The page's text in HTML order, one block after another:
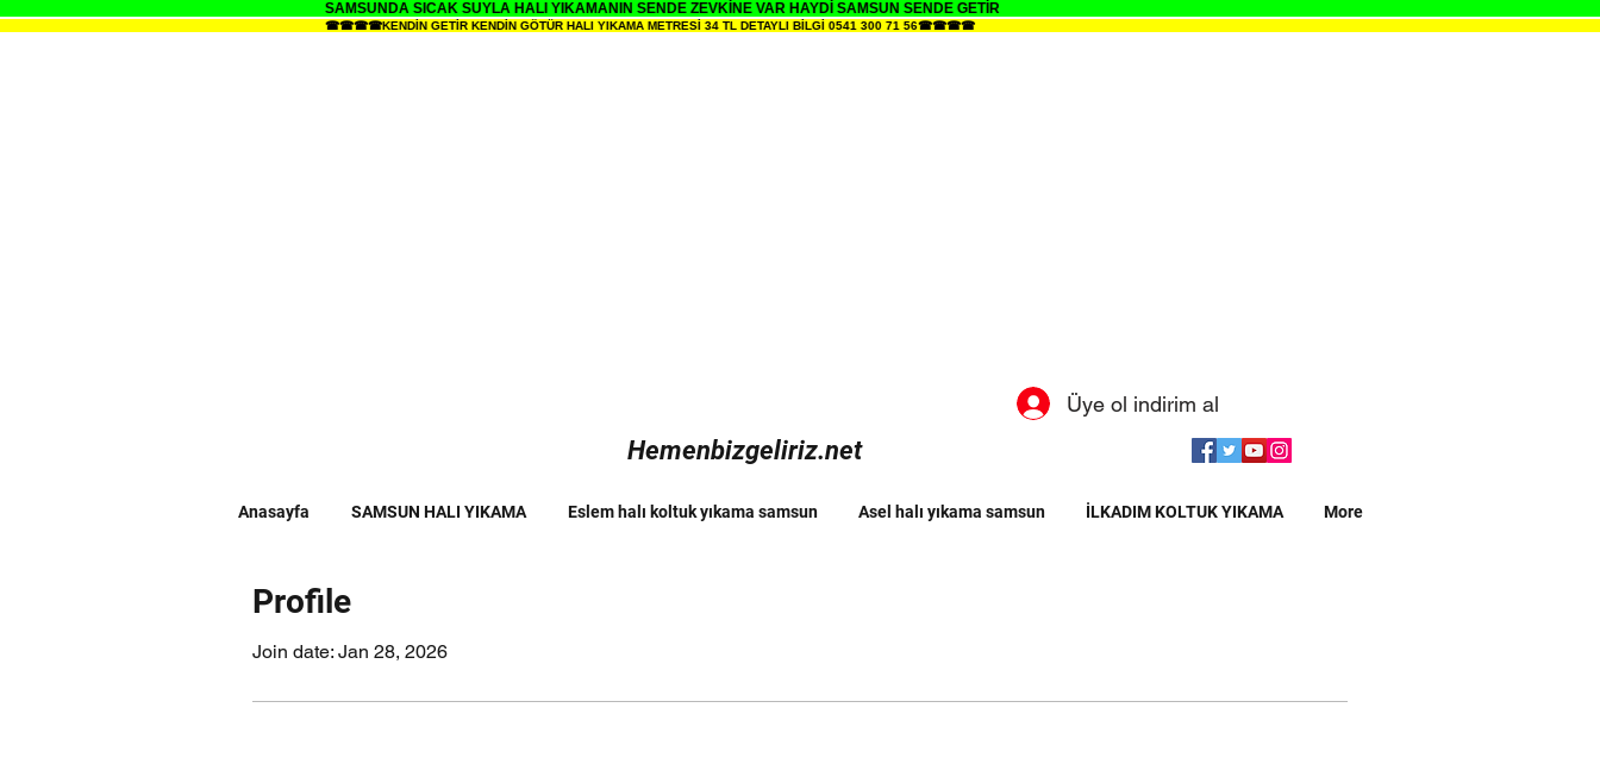
SAMSUNDA SICAK SUYLA HALI YIKAMANIN SENDE ZEVKİNE VAR HAYDİ SAMSUN SENDE GETİR
☎☎☎☎KENDİN GETİR KENDİN GÖTÜR HALI YIKAMA METRESİ 34 TL DETAYLI BİLGİ 0541 300 71 56☎☎☎☎
Üye ol indirim al
Hemenbizgeliriz.net
Anasayfa SAMSUN HALI YIKAMA Eslem halı koltuk yıkama samsun Asel halı yıkama samsun İLKADIM KOLTUK YIKAMA More
Profile
Join date: Jan 28, 2026